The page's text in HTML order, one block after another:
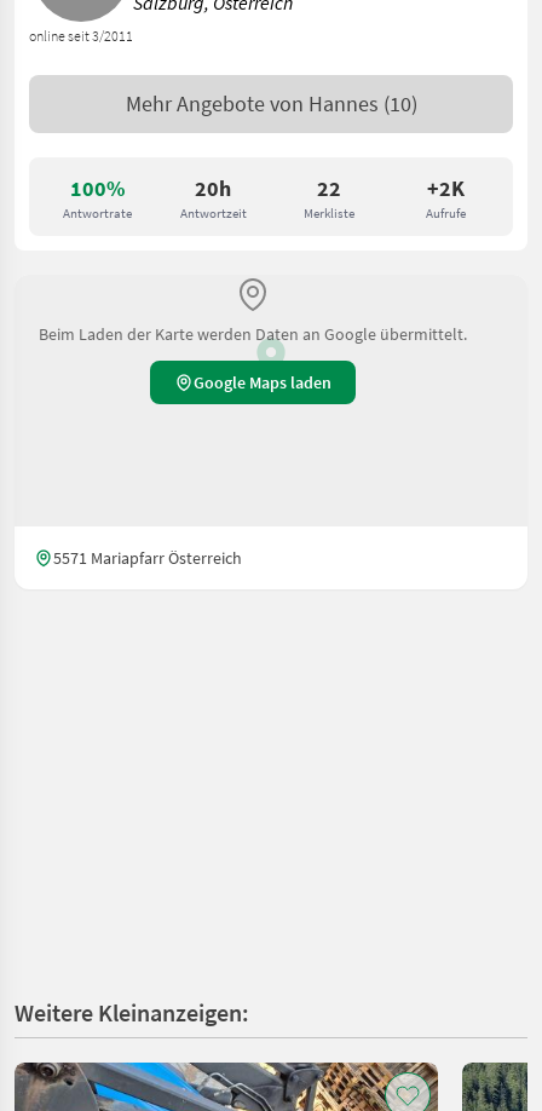
100%
Antwortrate
20h
Antwortzeit
22
Merkliste
+2K
Aufrufe
online seit 3/2011
Mehr Angebote von Hannes (10)
Beim Laden der Karte werden Daten an Google übermittelt.
Google Maps laden
5571 Mariapfarr Österreich
Weitere Kleinanzeigen: